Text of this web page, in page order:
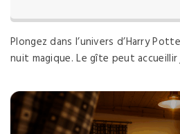
Plongez dans l’univers d’Harry
nuit magique. Le gîte peut accueillir